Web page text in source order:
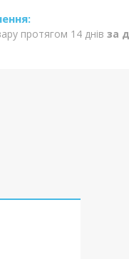
протягом 14 днів за